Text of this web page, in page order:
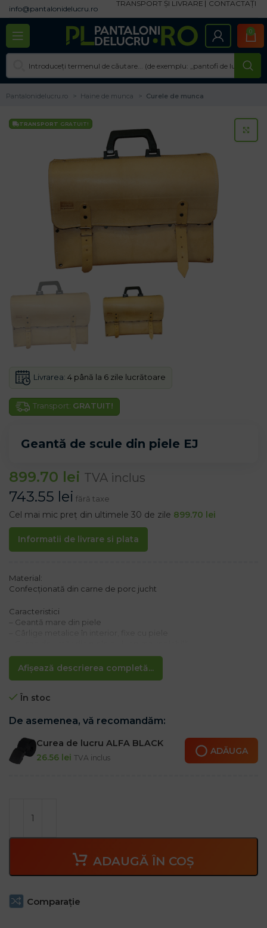
info@pantalonidelucru.ro
TRANSPORT ȘI LIVRARE CONTACTAȚI
0
Pantalonidelucru.ro Haine de munca Curele de munca
TRANSPORT GRATUIT!
Geantă de scule din piele EJ
Transport: GRATUIT!
Livrarea: 4 până la 6 zile lucrătoare
899.70 lei TVA inclus
743.55 lei fără taxe
Cel mai mic preț din ultimele 30 de zile 899.70 lei
Informatii de livrare si plata
Afișează descrierea completă...
Material:
Confecționată din carne de porc jucht
Caracteristici
– Geantă mare din piele
– Suporturi pentru scule în interior
– În culoare naturală
– Potrivit pentru electricieni
În stoc
De asemenea, vă recomandăm:
Curea de lucru ALFA BLACK
26.56 lei TVA inclus
ADĂUGA
ADAUGĂ ÎN COȘ
Comparaţie